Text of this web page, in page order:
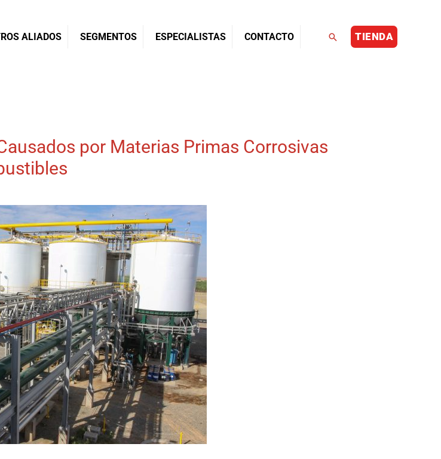
ALIADOS SEGMENTOS ESPECIALISTAS CONTACTO BuscarTIENDA
por Materias Primas Corrosivas